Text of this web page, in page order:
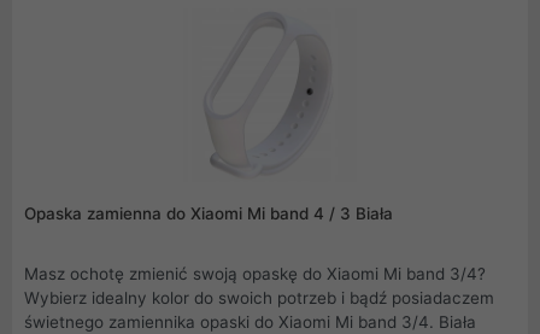
Opaska zamienna do Xiaomi Mi band 4 / 3 Biała
Masz ochotę zmienić swoją opaskę do Xiaomi Mi band 3/4?
Wybierz idealny kolor do swoich potrzeb i bądź posiadaczem
świetnego zamiennika opaski do Xiaomi Mi band 3/4. Biała